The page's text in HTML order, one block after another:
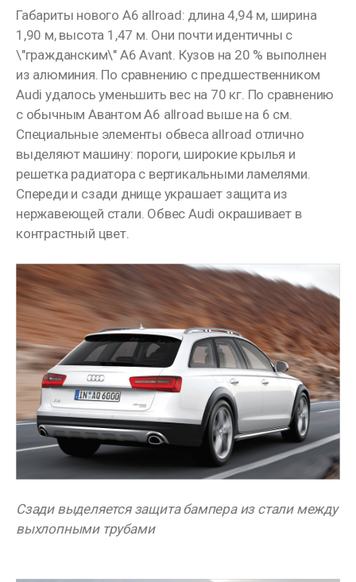
Габариты нового A6 allroad: длина 4,94 м, ширина
1,90 м, высота 1,47 м. Они почти идентичны с
\"гражданским\" A6 Avant. Кузов на 20 % выполнен
из алюминия. По сравнению с предшественником
Audi удалось уменьшить вес на 70 кг. По сравнению
с обычным Авантом A6 allroad выше на 6 см.
Специальные элементы обвеса allroad отлично
выделяют машину: пороги, широкие крылья и
решетка радиатора с вертикальными ламелями.
Спереди и сзади днище украшает защита из
нержавеющей стали. Обвес Audi окрашивает в
контрастный цвет.
Сзади выделяется защита бампера из стали между
выхлопными трубами